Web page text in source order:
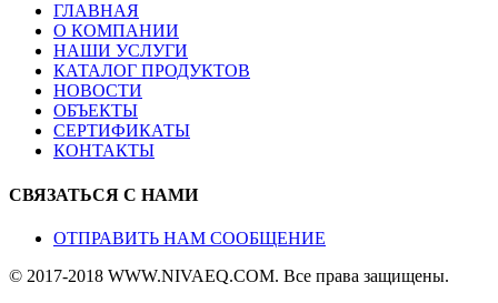
ГЛАВНАЯ
О КОМПАНИИ
НАШИ УСЛУГИ
КАТАЛОГ ПРОДУКТОВ
НОВОСТИ
ОБЪЕКТЫ
СЕРТИФИКАТЫ
КОНТАКТЫ
СВЯЗАТЬСЯ С НАМИ
ОТПРАВИТЬ НАМ СООБЩЕНИЕ
© 2017-2018 WWW.NIVAEQ.COM. Все права защищены.